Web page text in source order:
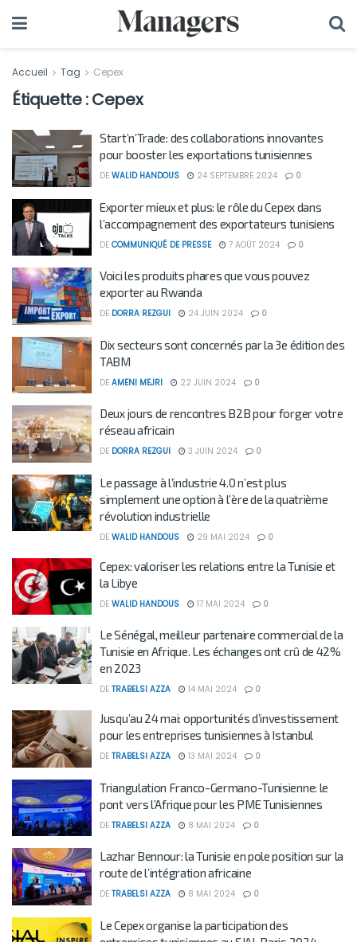
Accueil Tag Cepex
Étiquette :Cepex
Start’n’Trade: des collaborations innovantes
pour booster les exportations tunisiennes
DE WALID HANDOUS 24 SEPTEMBRE 2024 0
Exporter mieux et plus: le rôle du Cepex dans
l’accompagnement des exportateurs tunisiens
DE COMMUNIQUÉ DE PRESSE 7 AOÛT 2024 0
Voici les produits phares que vous pouvez
exporter au Rwanda
DE DORRA REZGUI 24 JUIN 2024 0
Dix secteurs sont concernés par la 3e édition des
TABM
DE AMENI MEJRI 22 JUIN 2024 0
Deux jours de rencontres B2B pour forger votre
réseau africain
DE DORRA REZGUI 3 JUIN 2024 0
Le passage à l’industrie 4.0 n’est plus
simplement une option à l’ère de la quatrième
révolution industrielle
DE WALID HANDOUS 29 MAI 2024 0
Cepex: valoriser les relations entre la Tunisie et
la Libye
DE WALID HANDOUS 17 MAI 2024 0
Le Sénégal, meilleur partenaire commercial de la
Tunisie en Afrique. Les échanges ont crû de 42%
en 2023
DE TRABELSI AZZA 14 MAI 2024 0
Jusqu’au 24 mai: opportunités d’investissement
pour les entreprises tunisiennes à Istanbul
DE TRABELSI AZZA 13 MAI 2024 0
Triangulation Franco-Germano-Tunisienne: le
pont vers l’Afrique pour les PME Tunisiennes
DE TRABELSI AZZA 8 MAI 2024 0
Lazhar Bennour: la Tunisie en pole position sur la
route de l’intégration africaine
DE TRABELSI AZZA 8 MAI 2024 0
Le Cepex organise la participation des